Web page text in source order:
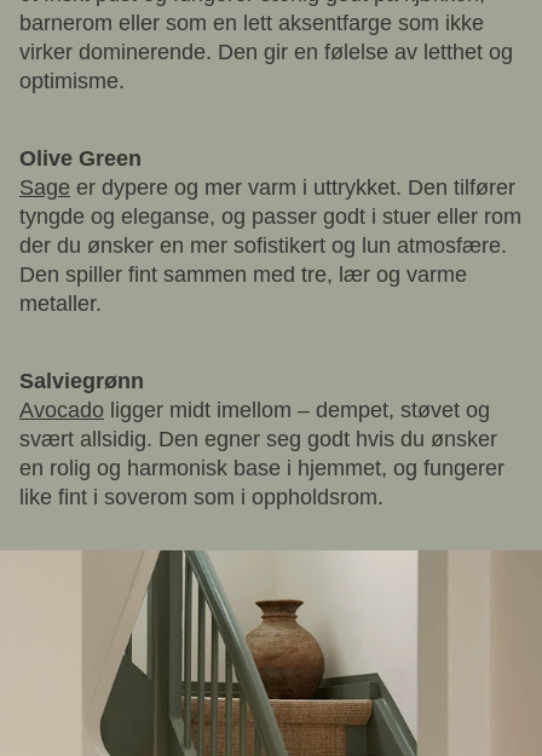
barnerom eller som en lett aksentfarge som ikke
virker dominerende. Den gir en følelse av letthet og
optimisme.
Olive Green
Sage er dypere og mer varm i uttrykket. Den tilfører
tyngde og eleganse, og passer godt i stuer eller rom
der du ønsker en mer sofistikert og lun atmosfære.
Den spiller fint sammen med tre, lær og varme
metaller.
Salviegrønn
Avocado ligger midt imellom – dempet, støvet og
svært allsidig. Den egner seg godt hvis du ønsker
en rolig og harmonisk base i hjemmet, og fungerer
like fint i soverom som i oppholdsrom.